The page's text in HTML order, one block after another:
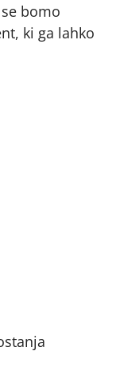
bomo
ki ga lahko